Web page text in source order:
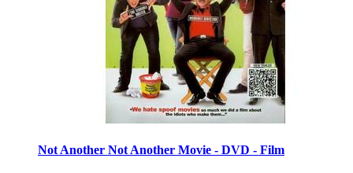
Not Another Not Another Movie - DVD - Film